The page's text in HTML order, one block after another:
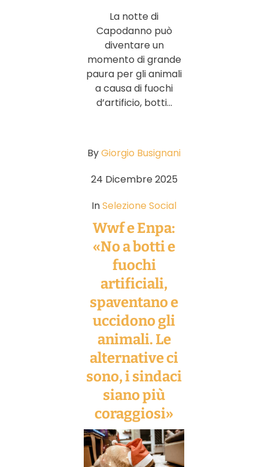
La notte di
Capodanno può
diventare un
momento di grande
paura per gli animali
a causa di fuochi
d’artificio, botti...
ByGiorgio Busignani
24 Dicembre 2025
InSelezione Social
Wwf e Enpa:
«No a botti e
fuochi
artificiali,
spaventano e
uccidono gli
animali. Le
alternative ci
sono, i sindaci
siano più
coraggiosi»